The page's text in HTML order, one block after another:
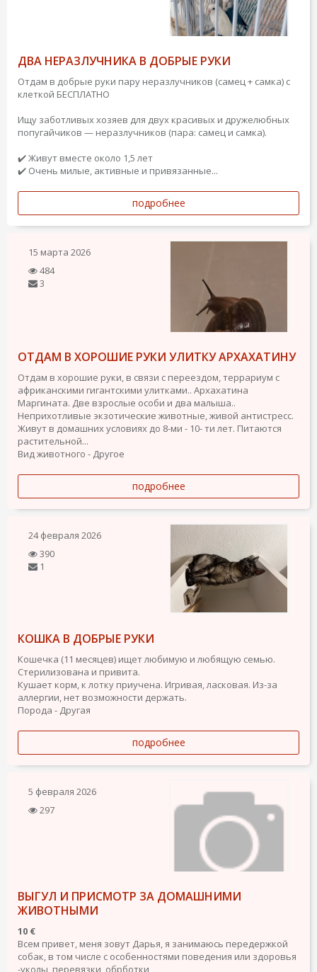
ДВА НЕРАЗЛУЧНИКА В ДОБРЫЕ РУКИ
Отдам в добрые руки пару неразлучников (самец + самка) с
клеткой БЕСПЛАТНО
Ищу заботливых хозяев для двух красивых и дружелюбных
попугайчиков — неразлучников (пара: самец и самка).
✔️ Живут вместе около 1,5 лет
✔️ Очень милые, активные и привязанные...
подробнее
15 марта 2026
484
3
ОТДАМ В ХОРОШИЕ РУКИ УЛИТКУ АРХАХАТИНУ
Отдам в хорошие руки, в связи с переездом, террариум с
африканскими гигантскими улитками.. Архахатина
Маргината. Две взрослые особи и два малыша..
Неприхотливые экзотические животные, живой антистресс.
Живут в домашних условиях до 8-ми - 10- ти лет. Питаются
растительной...
Вид животного - Другое
подробнее
24 февраля 2026
390
1
КОШКА В ДОБРЫЕ РУКИ
Кошечка (11 месяцев) ищет любимую и любящую семью.
Стерилизована и привита.
Кушает корм, к лотку приучена. Игривая, ласковая. Из-за
аллергии, нет возможности держать.
Порода - Другая
подробнее
5 февраля 2026
297
ВЫГУЛ И ПРИСМОТР ЗА ДОМАШНИМИ
ЖИВОТНЫМИ
10 €
Всем привет, меня зовут Дарья, я занимаюсь передержкой
собак, в том числе с особенностями поведения или здоровья
-уколы, перевязки, обрботки